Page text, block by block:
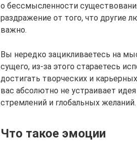
о бессмысленности
раздражение от того, что другие
важно.
Вы нередко зацикливаетесь на
сущего, из-за этого стараетесь
достигать творческих и
вас абсолютно не устраивает
стремлений и глобальных желаний.
Что такое эмоции